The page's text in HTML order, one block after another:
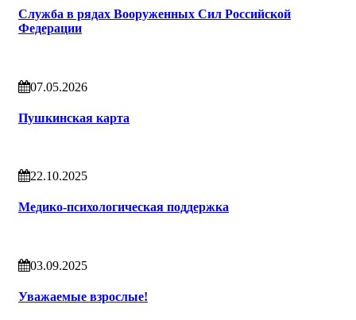
Служба в рядах Вооруженных Сил Российской
Федерации
07.05.2026
Пушкинская карта
22.10.2025
Медико-психологическая поддержка
03.09.2025
Уважаемые взрослые!